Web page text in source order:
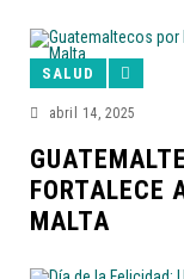
SALUD
abril 14, 2025
FORTALECE
MALTA